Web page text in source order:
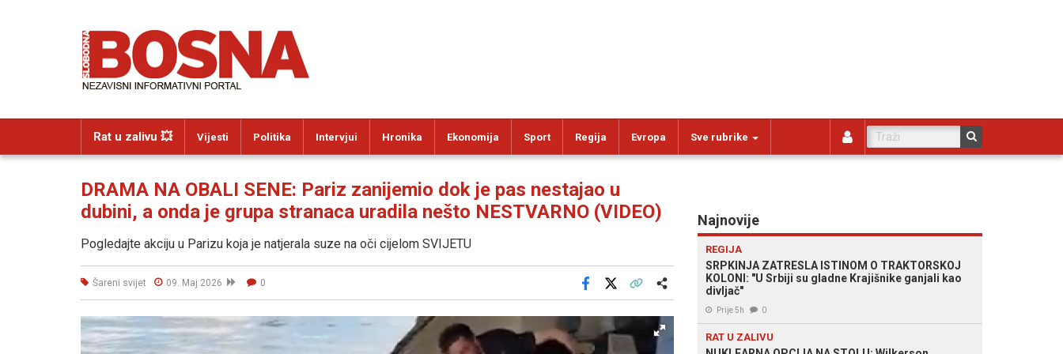
Rat u zalivu 💥 Vijesti Politika Intervjui Hronika Ekonomija Sport Regija Evropa Sve rubrike
DRAMA NA OBALI SENE: Pariz zanijemio dok je pas nestajao u
dubini, a onda je grupa stranaca uradila nešto NESTVARNO (VIDEO)
Pogledajte akciju u Parizu koja je natjerala suze na oči cijelom SVIJETU
Šareni svijet 09. Maj 2026 0
Facebook
Najnovije
REGIJA
SRPKINJA ZATRESLA ISTINOM O TRAKTORSKOJ
KOLONI: "U Srbiji su gladne Krajišnike ganjali kao
divljač"
Prije 5h 0
RAT U ZALIVU